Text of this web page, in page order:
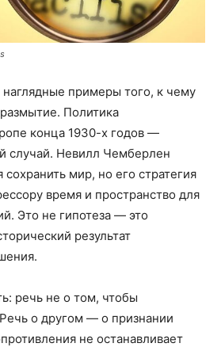
примеры того, к чему
Политика
конца 1930-х годов —
случай. Невилл Чемберлен
мир, но его стратегия
время и пространство для
Это не гипотеза — это
результат
речь не о том, чтобы
о другом — о признании
не останавливает